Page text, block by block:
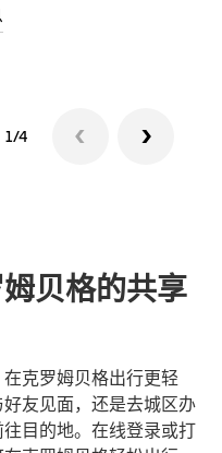
1/4
贝格的共享
克罗姆贝格出行更轻
友见面，还是去城区办
目的地。在线登录或打